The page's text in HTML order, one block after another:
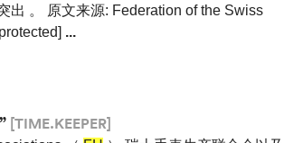
出 。 原文来源: Federation of the Swiss
...
[TIME.KEEPER]